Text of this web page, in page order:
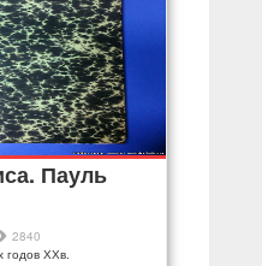
Пауль
2840
годов ХХв.